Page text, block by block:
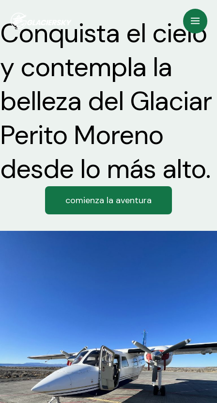
al
contenido
Conquista el cielo
y contempla la
belleza del Glaciar
Perito Moreno
desde lo más alto.
comienza la aventura